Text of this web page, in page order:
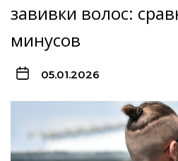
завивки волос:
минусов
05.01.2026